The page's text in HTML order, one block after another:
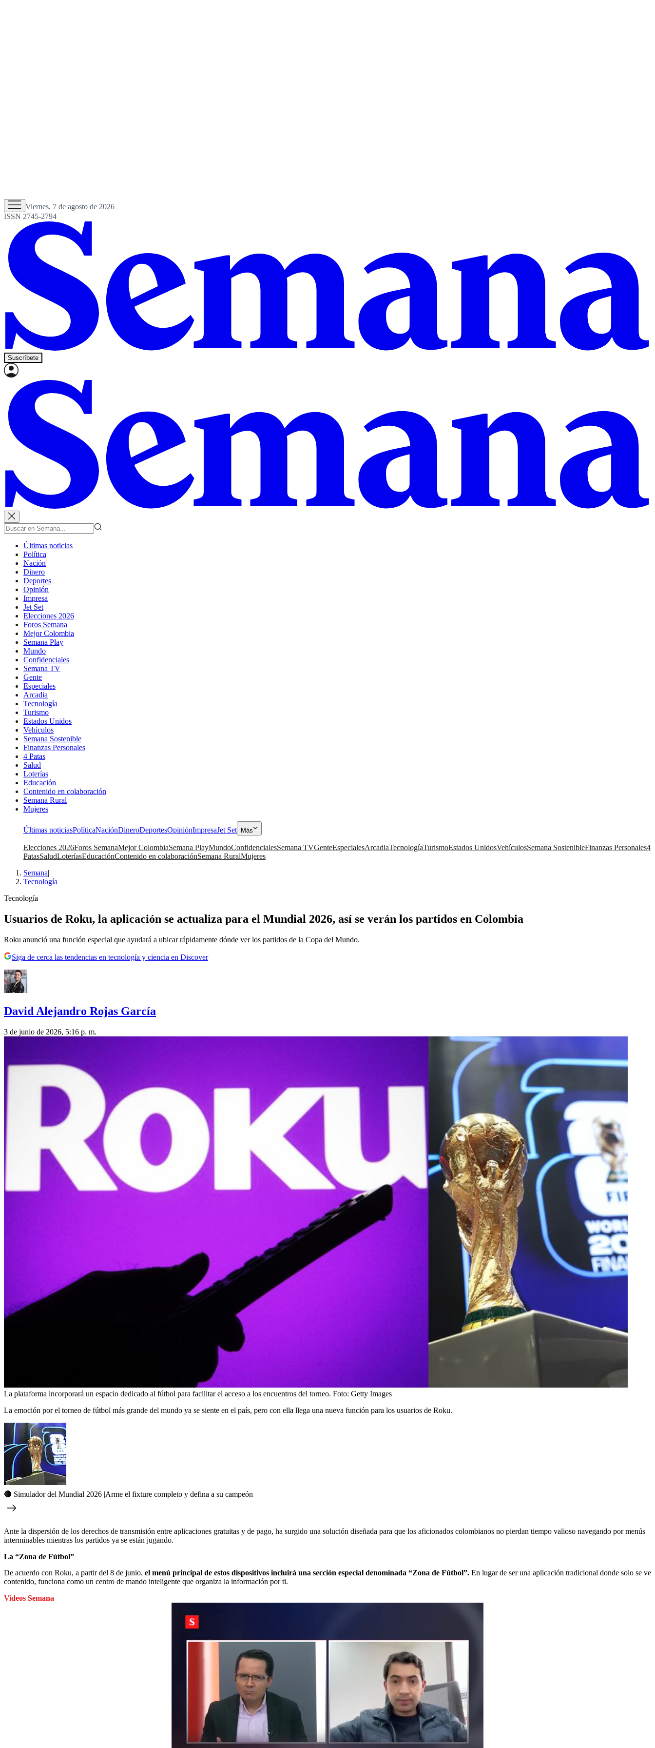
Viernes, 7 de agosto de 2026
ISSN 2745-2794
Suscríbete
Últimas noticias
Política
Nación
Dinero
Deportes
Opinión
Impresa
Jet Set
Elecciones 2026
Foros Semana
Mejor Colombia
Semana Play
Mundo
Confidenciales
Semana TV
Gente
Especiales
Arcadia
Tecnología
Turismo
Estados Unidos
Vehículos
Semana Sostenible
Finanzas Personales
4 Patas
Salud
Loterías
Educación
Contenido en colaboración
Semana Rural
Mujeres
Últimas noticiasPolíticaNaciónDineroDeportesOpiniónImpresaJet Set Más
Elecciones 2026Foros SemanaMejor ColombiaSemana PlayMundoConfidencialesSemana TVGenteEspecialesArcadiaTecnologíaTurismoEstados UnidosVehículosSemana SostenibleFinanzas Personales4
PatasSaludLoteríasEducaciónContenido en colaboraciónSemana RuralMujeres
Semana|
Tecnología
Tecnología
Usuarios de Roku, la aplicación se actualiza para el Mundial 2026, así se verán los partidos en Colombia
Roku anunció una función especial que ayudará a ubicar rápidamente dónde ver los partidos de la Copa del Mundo.
Siga de cerca las tendencias en tecnología y ciencia en Discover
David Alejandro Rojas García
3 de junio de 2026, 5:16 p. m.
La plataforma incorporará un espacio dedicado al fútbol para facilitar el acceso a los encuentros del torneo. Foto: Getty Images
La emoción por el torneo de fútbol más grande del mundo ya se siente en el país, pero con ella llega una nueva función para los usuarios de Roku.
🔴 Simulador del Mundial 2026 |Arme el fixture completo y defina a su campeón
Ante la dispersión de los derechos de transmisión entre aplicaciones gratuitas y de pago, ha surgido una solución diseñada para que los aficionados colombianos no pierdan tiempo valioso navegando por menús
interminables mientras los partidos ya se están jugando.
La “Zona de Fútbol”
De acuerdo con Roku, a partir del 8 de junio, el menú principal de estos dispositivos incluirá una sección especial denominada “Zona de Fútbol”. En lugar de ser una aplicación tradicional donde solo se ve
contenido, funciona como un centro de mando inteligente que organiza la información por ti.
Videos Semana